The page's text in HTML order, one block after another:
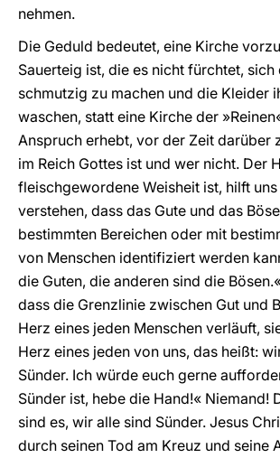
nehmen.
Die Geduld bedeutet, eine Kirche
Sauerteig ist, die es nicht fürchtet, sich
schmutzig zu machen und die Kleider
waschen, statt eine Kirche der
Anspruch erhebt, vor der Zeit darüber
im Reich Gottes ist und wer nicht. Der
fleischgewordene Weisheit ist, hilft
verstehen, dass das Gute und das
bestimmten Bereichen oder mit
von Menschen identifiziert werden
die Guten, die anderen sind die
dass die Grenzlinie zwischen Gut und
Herz eines jeden Menschen verläuft,
Herz eines jeden von uns, das heißt:
Sünder. Ich würde euch gerne
Sünder ist, hebe die Hand!« Niemand!
sind es, wir alle sind Sünder. Jesus
durch seinen Tod am Kreuz und seine